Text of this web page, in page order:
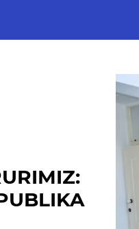
Raqamli kutubxona